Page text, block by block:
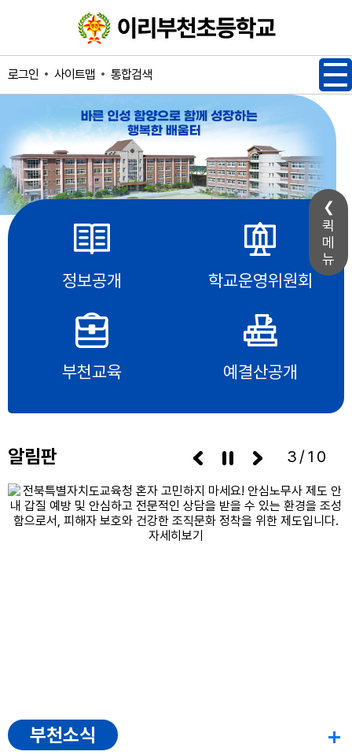
퀵
메
뉴
로그인 사이트맵 통합검색
정보공개 학교운영위원회
부천교육 예결산공개
알림판 3/10
부천소식